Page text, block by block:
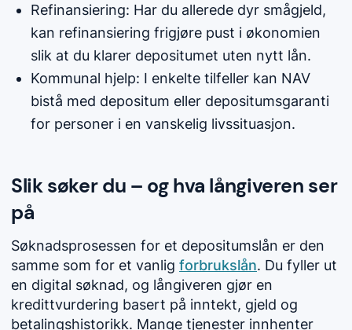
Refinansiering: Har du allerede dyr smågjeld,
kan refinansiering frigjøre pust i økonomien
slik at du klarer depositumet uten nytt lån.
Kommunal hjelp: I enkelte tilfeller kan NAV
bistå med depositum eller depositumsgaranti
for personer i en vanskelig livssituasjon.
Slik søker du – og hva långiveren ser
på
Søknadsprosessen for et depositumslån er den
samme som for et vanlig forbrukslån. Du fyller ut
en digital søknad, og långiveren gjør en
kredittvurdering basert på inntekt, gjeld og
betalingshistorikk. Mange tjenester innhenter